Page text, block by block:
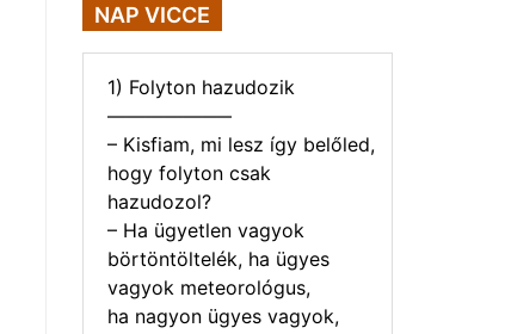
NAP VICCE
1) Folyton hazudozik
——————–
– Kisfiam, mi lesz így belőled,
hogy folyton csak
hazudozol?
– Ha ügyetlen vagyok
börtöntöltelék, ha ügyes
vagyok meteorológus,
ha nagyon ügyes vagyok,